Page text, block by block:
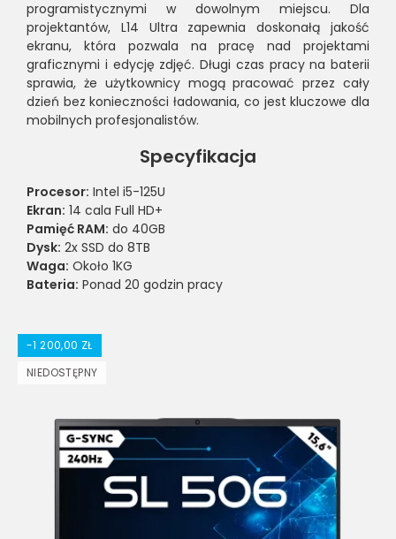
programistycznymi w dowolnym miejscu. Dla
projektantów, L14 Ultra zapewnia doskonałą jakość
ekranu, która pozwala na pracę nad projektami
graficznymi i edycję zdjęć. Długi czas pracy na baterii
sprawia, że użytkownicy mogą pracować przez cały
dzień bez konieczności ładowania, co jest kluczowe dla
mobilnych profesjonalistów.
Specyfikacja
Procesor: Intel i5-125U
Ekran: 14 cala Full HD+
Pamięć RAM: do 40GB
Dysk: 2x SSD do 8TB
Waga: Około 1KG
Bateria: Ponad 20 godzin pracy
-1 200,00 ZŁ
NIEDOSTĘPNY